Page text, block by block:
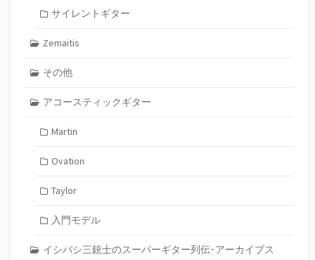
サイレントギター
Zemaitis
その他
アコースティックギター
Martin
Ovation
Taylor
入門モデル
イシバシ三銃士のスーパーギター列伝･アーカイブス